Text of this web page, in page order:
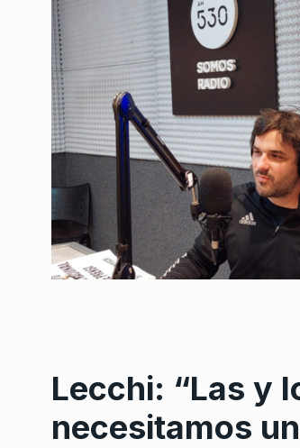
Lecchi: “Las y
necesitamos